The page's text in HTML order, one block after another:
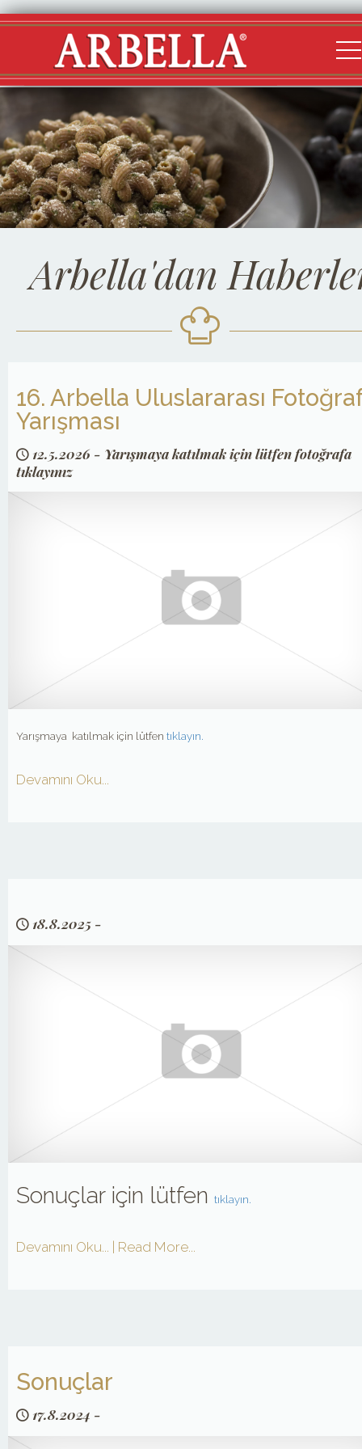
Arbella'dan
16. Arbella Uluslararası
Yarışması
12.5.2026 - Yarışmaya katılmak için lütfen fotoğrafa
tıklayınız
Yarışmaya katılmak için lütfen tıklayın.
Devamını Oku...
18.8.2025 -
Sonuçlar için lütfen tıklayın.
Devamını Oku... | Read More...
Sonuçlar
17.8.2024 -